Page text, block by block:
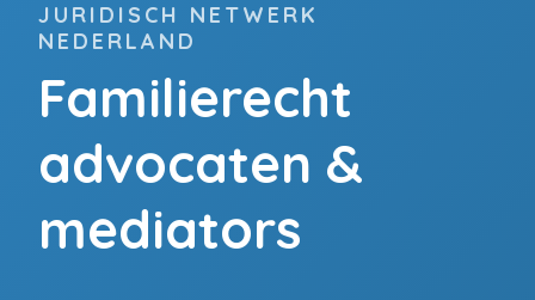
JURIDISCH NETWERK
NEDERLAND
Familierecht
advocaten &
mediators